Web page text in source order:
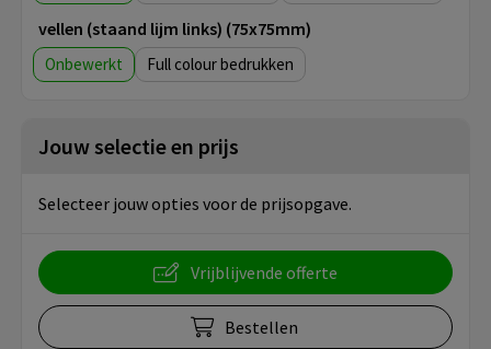
vellen (staand lijm links) (75x75mm)
Onbewerkt Full colour
Jouw selectie en prijs
Selecteer jouw opties voor de prijsopgave.
Vrijblijvende offerte
Bestellen